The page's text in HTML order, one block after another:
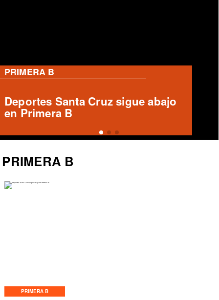
PRIMERA B
PRIMERA B
Informe arbitral ausente en Unión
Española vs Deportes Recoleta
PRIMERA B